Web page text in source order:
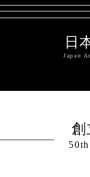
日
Japan
創